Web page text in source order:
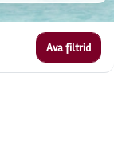
Ava filtrid